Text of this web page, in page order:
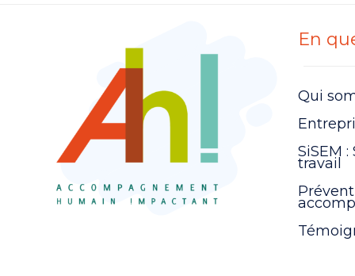
En
Qui
SiSEM
travail